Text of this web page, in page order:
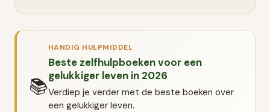
📚
HANDIG HULPMIDDEL
Beste zelfhulpboeken voor een
gelukkiger leven in 2026
Verdiep je verder met de beste boeken over
een gelukkiger leven.